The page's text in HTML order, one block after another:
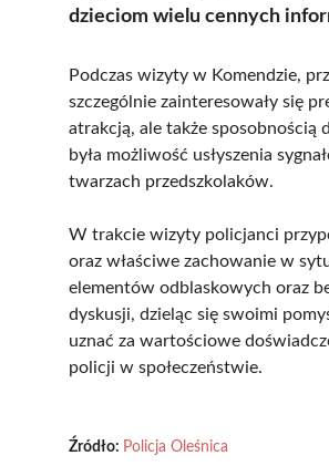
dzieciom wielu cennych
Podczas wizyty w Komendzie,
szczególnie zainteresowały się
atrakcją, ale także sposobnością
była możliwość usłyszenia
twarzach przedszkolaków.
W trakcie wizyty policjanci
oraz właściwe zachowanie w
elementów odblaskowych oraz
dyskusji, dzieląc się swoimi
uznać za wartościowe
policji w społeczeństwie.
Źródło: Policja Oleśnica